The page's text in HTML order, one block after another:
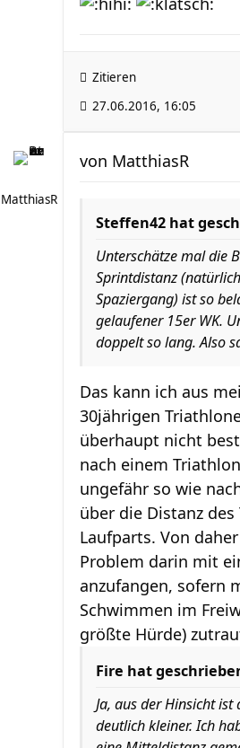
Zitieren
27.06.2016, 16:05
MatthiasR
von MatthiasR
Steffen42 hat
Unterschätze mal die
Sprintdistanz
Spaziergang) ist so
gelaufener 15er WK.
doppelt so lang. Also
Das kann ich aus
30jährigen
überhaupt nicht
nach einem
ungefähr so wie
über die Distanz
Laufparts. Von
Problem darin mit
anzufangen, sofern
Schwimmen im
größte Hürde)
Fire hat
Ja, aus der Hinsicht ist
deutlich kleiner. Ich